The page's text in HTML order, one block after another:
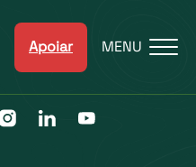
Apoiar MENU